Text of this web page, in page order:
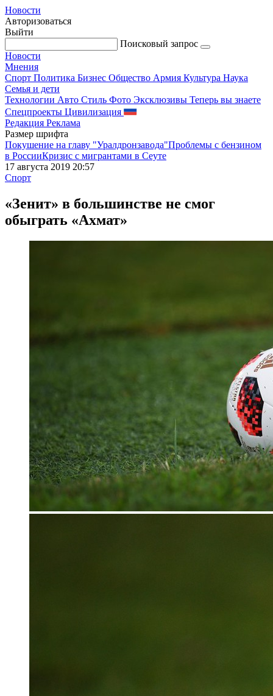
Новости
Авторизоваться
Выйти
Поисковый запрос
Новости
Мнения
Спорт Политика Бизнес Общество Армия Культура Наука
Семья и дети
Технологии Авто Стиль Фото Эксклюзивы Теперь вы знаете
Спецпроекты Цивилизация
Редакция Реклама
Размер шрифта
Покушение на главу "Уралдронзавода"Проблемы с бензином
в РоссииКризис с мигрантами в Сеуте
17 августа 2019 20:57
Спорт
«Зенит» в большинстве не смог
обыграть «Ахмат»